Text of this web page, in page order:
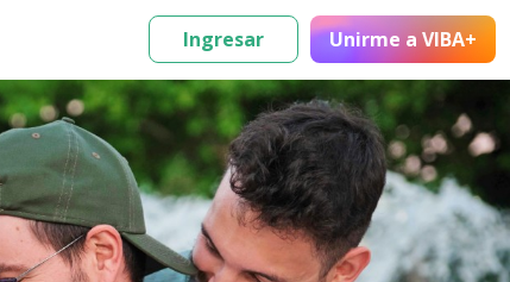
Ingresar Unirme a VIBA+